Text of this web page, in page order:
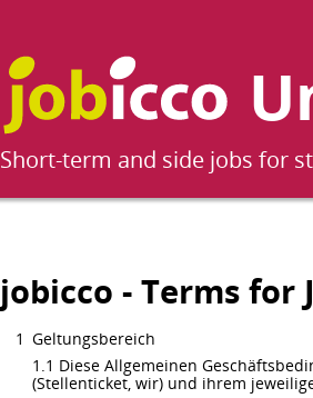
Short-term and side jobs for
jobicco - Terms for
Geltungsbereich
1.1 Diese Allgemeinen
(Stellenticket, wir) und ihrem